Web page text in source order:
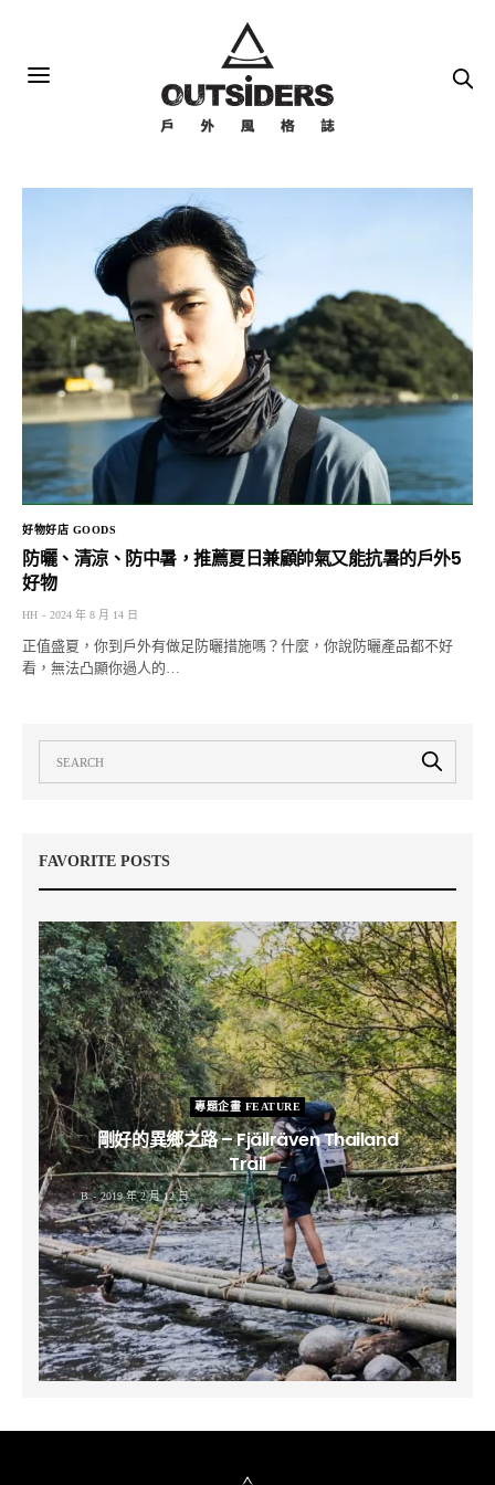
好物好店 GOODS
防曬、清涼、防中暑，推薦夏日兼顧帥氣又能抗暑的戶外5
好物
HH 2024 年 8 月 14 日
正值盛夏，你到戶外有做足防曬措施嗎？什麼，你說防曬產品都不好
看，無法凸顯你過人的…
FAVORITE POSTS
專題企畫 FEATURE
剛好的異鄉之路 – Fjällräven Thailand
Trail
B 2019 年 2 月 12 日